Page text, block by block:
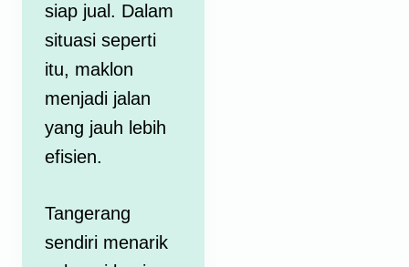
siap jual. Dalam
situasi seperti
itu, maklon
menjadi jalan
yang jauh lebih
efisien.
Tangerang
sendiri menarik